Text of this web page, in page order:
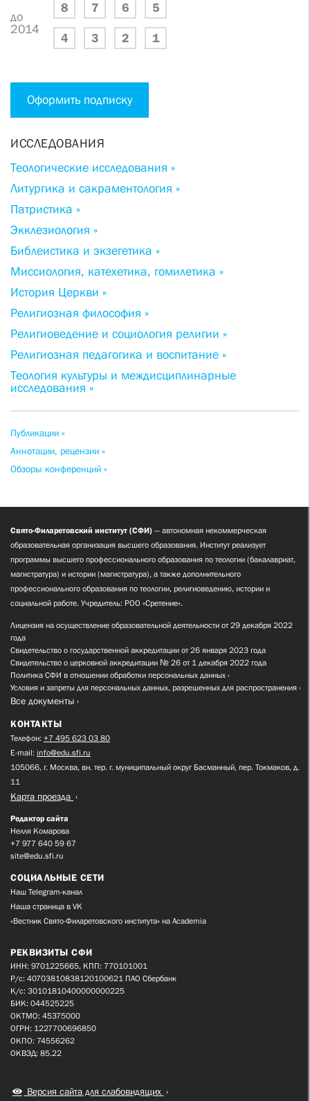
до
2014
8 7 6 5
4 3 2 1
Оформить подписку
ИССЛЕДОВАНИЯ
Теологические исследования »
Литургика и сакраментология »
Патристика »
Экклезиология »
Библеистика и экзегетика »
Миссиология, катехетика, гомилетика »
История Церкви »
Религиозная философия »
Религиоведение и социология религии »
Религиозная педагогика и воспитание »
Теология культуры и междисциплинарные
исследования »
Публикации »
Аннотации, рецензии »
Обзоры конференций »
Свято-Филаретовский институт (СФИ) — автономная некоммерческая
образовательная организация высшего образования. Институт реализует
программы высшего профессионального образования по теологии (бакалавриат,
магистратура) и истории (магистратура), а также дополнительного
профессионального образования по теологии, религиоведению, истории и
социальной работе. Учредитель: РОО «Сретение».
Лицензия на осуществление образовательной деятельности от 29 декабря 2022
года
Свидетельство о государственной аккредитации от 26 января 2023 года
Свидетельство о церковной аккредитации № 26 от 1 декабря 2022 года
Политика СФИ в отношении обработки персональных данных
Условия и запреты для персональных данных, разрешенных для распространения
Все документы
КОНТАКТЫ
Телефон: +7 495 623 03 80
E-mail: info@edu.sfi.ru
105066, г. Москва, вн. тер. г. муниципальный округ Басманный, пер. Токмаков, д.
11
Карта проезда
Редактор сайта
Нелля Комарова
+7 977 640 59 67
site@edu.sfi.ru
СОЦИАЛЬНЫЕ СЕТИ
Наш Telegram-канал
Наша страница в VK
«Вестник Свято-Филаретовского института» на Academia
РЕКВИЗИТЫ СФИ
ИНН: 9701225665, КПП: 770101001
Р/с: 40703810838120100621 ПАО Сбербанк
К/с: 30101810400000000225
БИК: 044525225
ОКТМО: 45375000
ОГРН: 1227700696850
ОКПО: 74556262
ОКВЭД: 85.22
Версия сайта для слабовидящих